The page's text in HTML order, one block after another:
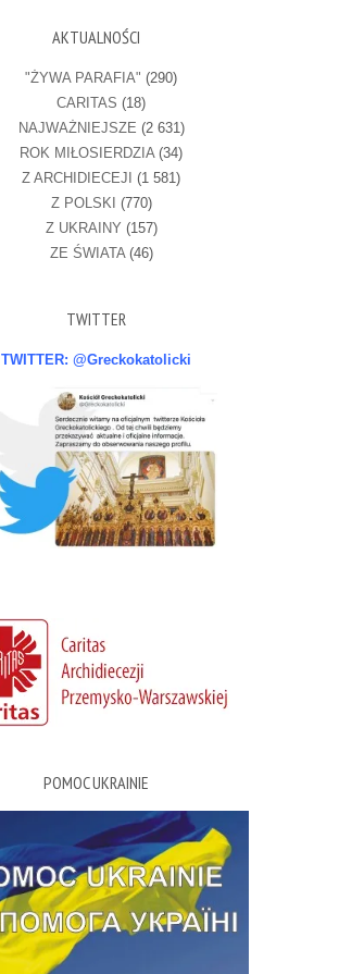
AKTUALNOŚCI
"ŻYWA PARAFIA" (290)
CARITAS (18)
NAJWAŻNIEJSZE (2 631)
ROK MIŁOSIERDZIA(34)
Z ARCHIDIECEJI (1 581)
Z POLSKI (770)
Z UKRAINY (157)
ZE ŚWIATA(46)
TWITTER
TWITTER: @Greckokatolicki
POMOC UKRAINIE